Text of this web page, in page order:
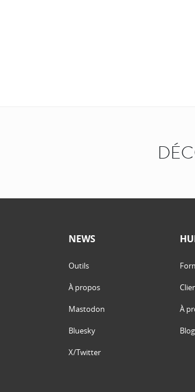
NEWS
Outils
À propos
Mastodon
Bluesky
X/Twitter
À
Blog